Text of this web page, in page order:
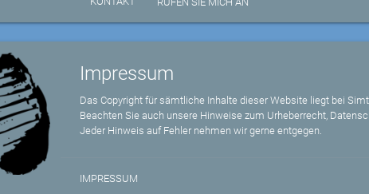
Impressum
Das Copyright für sämtliche Inhalte dieser Website liegt bei
Beachten Sie auch unsere Hinweise zum Urheberrecht,
Jeder Hinweis auf Fehler nehmen wir gerne entgegen.
IMPRESSUM